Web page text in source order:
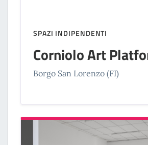
SPAZI INDIPENDENTI
Corniolo Art
Borgo San Lorenzo (FI)